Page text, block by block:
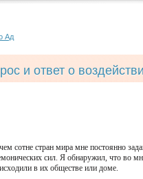
Ад
и ответ о
сотне стран мира мне постоянно
сил. Я обнаружил, что во
в их обществе или доме.